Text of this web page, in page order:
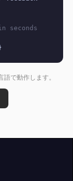
seconds
で動作します。